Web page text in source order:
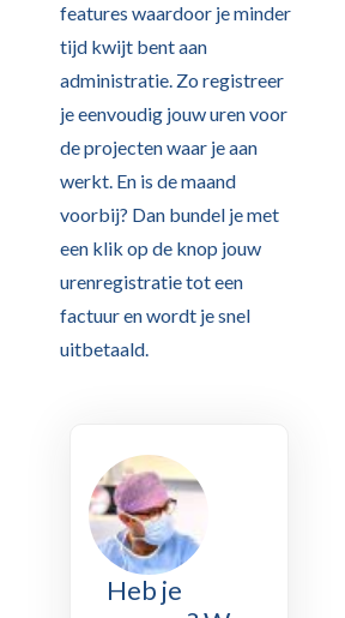
features waardoor je minder
tijd kwijt bent aan
administratie. Zo registreer
je eenvoudig jouw uren voor
de projecten waar je aan
werkt. En is de maand
voorbij? Dan bundel je met
een klik op de knop jouw
urenregistratie tot een
factuur en wordt je snel
uitbetaald.
Heb je